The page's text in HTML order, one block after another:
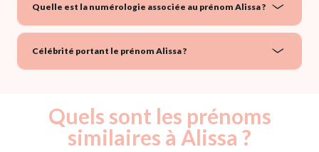
Quelle est la numérologie associée au prénom Alissa ?
Célébrité portant le prénom Alissa ?
Quels sont les prénoms
similaires à Alissa ?